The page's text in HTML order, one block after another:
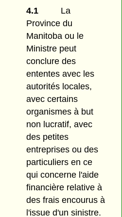
4.1
La
Province du
Manitoba ou le
Ministre peut
conclure des
ententes avec les
autorités locales,
avec certains
organismes à but
non lucratif, avec
des petites
entreprises ou des
particuliers en ce
qui concerne l'aide
financière relative à
des frais encourus à
l'issue d'un sinistre.